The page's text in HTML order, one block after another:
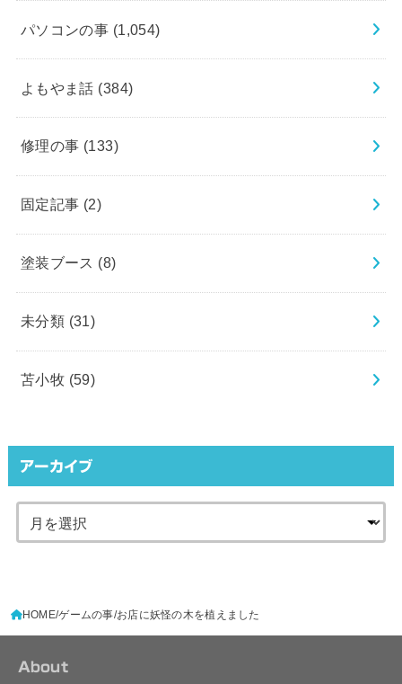
パソコンの事 (1,054)
よもやま話 (384)
修理の事 (133)
固定記事 (2)
塗装ブース (8)
未分類 (31)
苫小牧 (59)
アーカイブ
HOME ゲームの事 お店に妖怪の木を植えました
About